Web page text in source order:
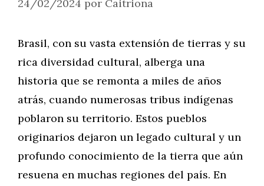
24/02/2024 por Caitriona
Brasil, con su vasta extensión de tierras y su
rica diversidad cultural, alberga una
historia que se remonta a miles de años
atrás, cuando numerosas tribus indígenas
poblaron su territorio. Estos pueblos
originarios dejaron un legado cultural y un
profundo conocimiento de la tierra que aún
resuena en muchas regiones del país. En